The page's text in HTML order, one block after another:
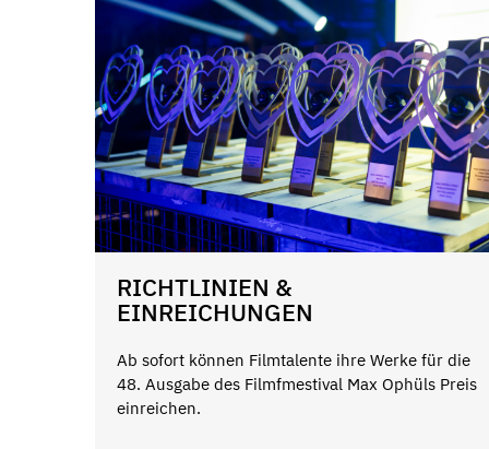
RICHTLINIEN &
EINREICHUNGEN
Ab sofort können Filmtalente ihre Werke für die
48. Ausgabe des Filmfmestival Max Ophüls Preis
einreichen.